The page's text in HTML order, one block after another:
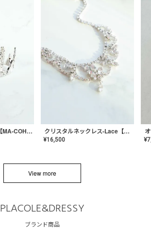
クリスタルクラウン【MA-COHD-01】韓国風クラウン/ウェディングクラウン/ティアラ クリスタルネックレス-Lace【MA-CONL-02】
¥16,500 ¥
View more
PLACOLE&DRESSY
ブランド商品